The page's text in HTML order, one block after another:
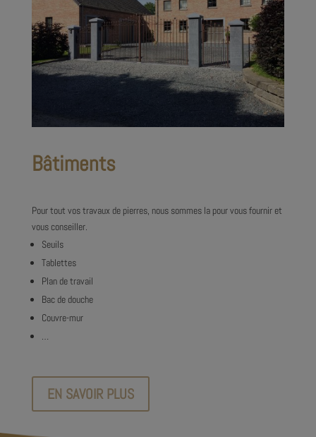
Bâtiments
Pour tout vos travaux de pierres, nous sommes la pour vous fournir et
vous conseiller.
Seuils
Tablettes
Plan de travail
Bac de douche
Couvre-mur
…
EN SAVOIR PLUS